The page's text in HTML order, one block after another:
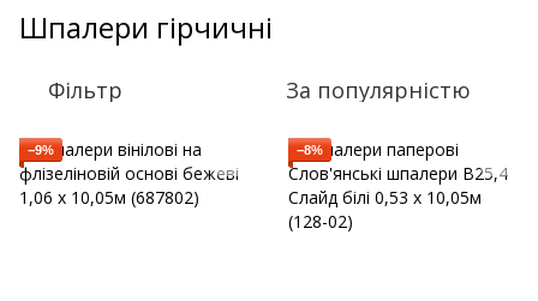
Шпалери гірчичні
Фільтр За популярністю
−9% −8%